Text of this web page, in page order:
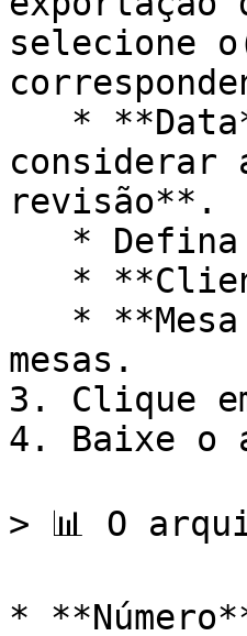
selecione
considerar
revisão**.
mesas.
3. Clique
4. Baixe o
> 📊 O
*